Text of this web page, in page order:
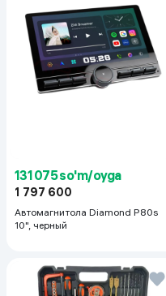
131 075 so'm/oyga
1 797 600
Автомагнитола Diamond P80s
10", черный